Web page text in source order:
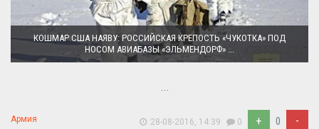
КОШМАР США НАЯВУ: РОССИЙСКАЯ КРЕПОСТЬ «ЧУКОТКА» ПОД
НОСОМ АВИАБАЗЫ «ЭЛЬМЕНДОРФ» ...
Армия 28-08-2016, 14:39 0 + 0 -